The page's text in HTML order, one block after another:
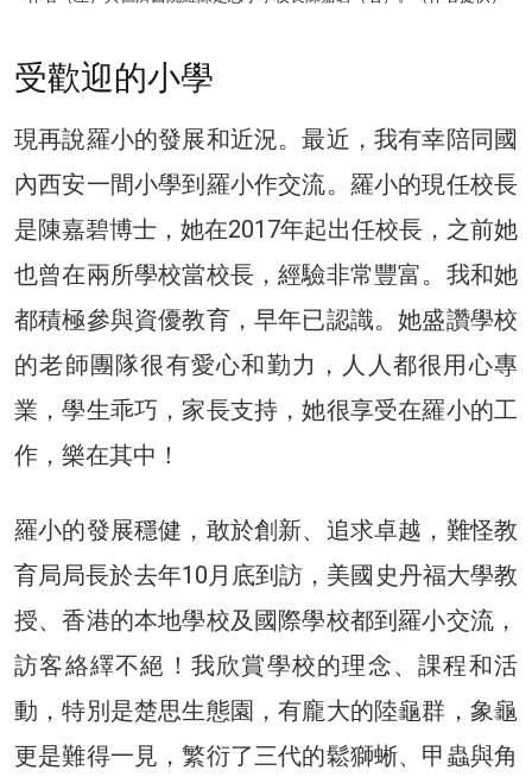
受歡迎的小學
現再說羅小的發展和近況。最近，我有幸陪同國
內西安一間小學到羅小作交流。羅小的現任校長
是陳嘉碧博士，她在2017年起出任校長，之前她
也曾在兩所學校當校長，經驗非常豐富。我和她
都積極參與資優教育，早年已認識。她盛讚學校
的老師團隊很有愛心和勤力，人人都很用心專
業，學生乖巧，家長支持，她很享受在羅小的工
作，樂在其中！
羅小的發展穩健，敢於創新、追求卓越，難怪教
育局局長於去年10月底到訪，美國史丹福大學教
授、香港的本地學校及國際學校都到羅小交流，
訪客絡繹不絕！我欣賞學校的理念、課程和活
動，特別是楚思生態園，有龐大的陸龜群，象龜
更是難得一見，繁衍了三代的鬆獅蜥、甲蟲與角